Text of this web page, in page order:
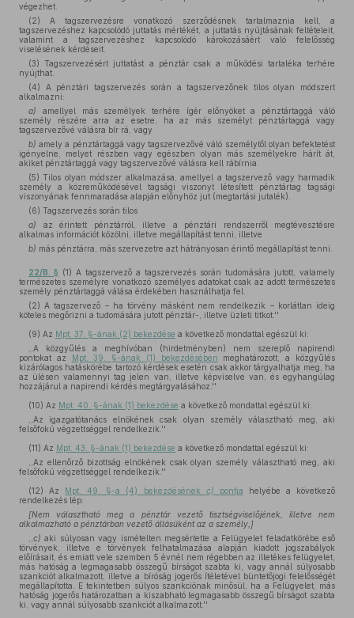
végezhet.
(2) A tagszervezésre vonatkozó szerződésnek tartalmaznia kell, a
tagszervezéshez kapcsolódó juttatás mértékét, a juttatás nyújtásának feltételeit,
valamint a tagszervezéshez kapcsolódó károkozásáért való felelősség
viselésének kérdéseit.
(3) Tagszervezésért juttatást a pénztár csak a működési tartaléka terhére
nyújthat.
(4) A pénztári tagszervezés során a tagszervezőnek tilos olyan módszert
alkalmazni:
a) amellyel más személyek terhére ígér előnyöket a pénztártaggá váló
személy részére arra az esetre, ha az más személyt pénztártaggá vagy
tagszervezővé válásra bír rá, vagy
b) amely a pénztártaggá vagy tagszervezővé váló személytől olyan befektetést
igényelne, melyet részben vagy egészben olyan más személyekre hárít át,
akiket pénztártaggá vagy tagszervezővé válásra kell rábírnia.
(5) Tilos olyan módszer alkalmazása, amellyel a tagszervező vagy harmadik
személy a közreműködésével tagsági viszonyt létesített pénztártag tagsági
viszonyának fennmaradása alapján előnyhöz jut (megtartási jutalék).
(6) Tagszervezés során tilos
a) az érintett pénztárról, illetve a pénztári rendszerről megtévesztésre
alkalmas információt közölni, illetve megállapítást tenni, illetve
b) más pénztárra, más szervezetre azt hátrányosan érintő megállapítást tenni.
22/B. § (1) A tagszervező a tagszervezés során tudomására jutott, valamely
természetes személyre vonatkozó személyes adatokat csak az adott természetes
személy pénztártaggá válása érdekében használhatja fel.
(2) A tagszervező – ha törvény másként nem rendelkezik – korlátlan ideig
köteles megőrizni a tudomására jutott pénztár-, illetve üzleti titkot.''
(9) Az Mpt. 37. §-ának (2) bekezdése a következő mondattal egészül ki:
,,A közgyűlés a meghívóban (hirdetményben) nem szereplő napirendi
pontokat az
Mpt. 39. §-ának (1) bekezdésében meghatározott, a közgyűlés
kizárólagos hatáskörébe tartozó kérdések esetén csak akkor tárgyalhatja meg, ha
az ülésen valamennyi tag jelen van, illetve képviselve van, és egyhangúlag
hozzájárul a napirendi kérdés megtárgyalásához.''
(10) Az Mpt. 40. §-ának (1) bekezdése a következő mondattal egészül ki:
,,Az igazgatótanács elnökének csak olyan személy választható meg, aki
felsőfokú végzettséggel rendelkezik.''
(11) Az Mpt. 43. §-ának (1) bekezdése a következő mondattal egészül ki:
,,Az ellenőrző bizottság elnökének csak olyan személy választható meg, aki
felsőfokú végzettséggel rendelkezik.''
(12) Az Mpt. 49. §-a (4) bekezdésének c) pontja helyébe a következő
rendelkezés lép:
[Nem választható meg a pénztár vezető tisztségviselőjének, illetve nem
alkalmazható a pénztárban vezető állásúként az a személy,]
c) aki súlyosan vagy ismételten megsértette a Felügyelet feladatkörébe eső
törvények, illetve e törvények felhatalmazása alapján kiadott jogszabályok
előírásait, és emiatt vele szemben 5 évnél nem régebben az illetékes felügyelet,
más hatóság a legmagasabb összegű bírságot szabta ki, vagy annál súlyosabb
szankciót alkalmazott, illetve a bíróság jogerős ítéletével büntetőjogi felelősségét
megállapította. E tekintetben súlyos szankciónak minősül, ha a Felügyelet, más
hatóság jogerős határozatban a kiszabható legmagasabb összegű bírságot szabta
ki, vagy annál súlyosabb szankciót alkalmazott.''